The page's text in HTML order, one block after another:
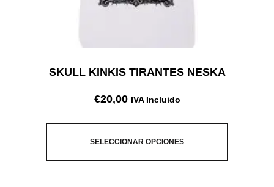
SKULL KINKIS TIRANTES NESKA
€20,00 IVA Incluido
SELECCIONAR OPCIONES